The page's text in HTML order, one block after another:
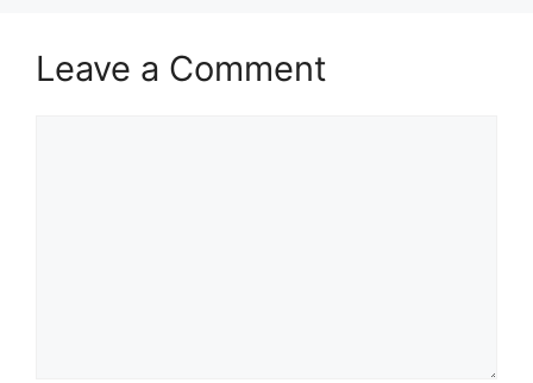
Leave a Comment